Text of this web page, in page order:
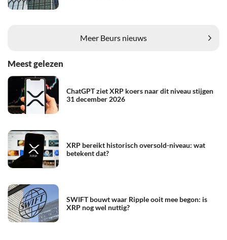
Meer Beurs nieuws
Meest gelezen
ChatGPT ziet XRP koers naar dit niveau stijgen
31 december 2026
XRP bereikt historisch oversold-niveau: wat
betekent dat?
SWIFT bouwt waar Ripple ooit mee begon: is
XRP nog wel nuttig?